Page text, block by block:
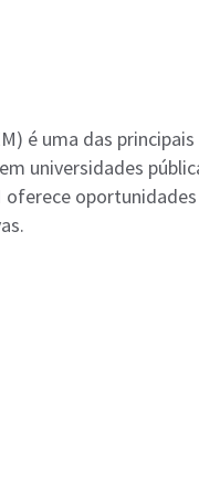
é uma das
universidades